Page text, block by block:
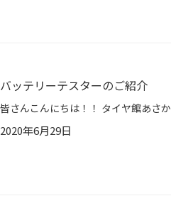
バッテリーテスターのご紹介
2020年6月29日